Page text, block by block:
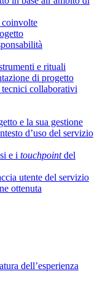
coinvolte
e rituali
di progetto
collaborativi
e la sua gestione
d’uso del servizio
e i touchpointdel
utente del servizio
ottenuta
dell’esperienza